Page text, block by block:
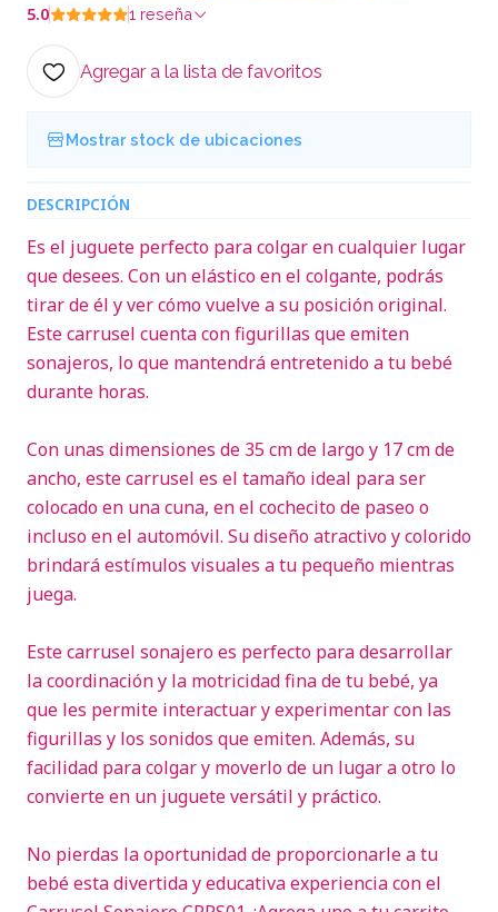
5.0 1 reseña
Agregar a la lista de favoritos
Mostrar stock de ubicaciones
DESCRIPCIÓN
Es el juguete perfecto para colgar en cualquier lugar
que desees. Con un elástico en el colgante, podrás
tirar de él y ver cómo vuelve a su posición original.
Este carrusel cuenta con figurillas que emiten
sonajeros, lo que mantendrá entretenido a tu bebé
durante horas.
Con unas dimensiones de 35 cm de largo y 17 cm de
ancho, este carrusel es el tamaño ideal para ser
colocado en una cuna, en el cochecito de paseo o
incluso en el automóvil. Su diseño atractivo y colorido
brindará estímulos visuales a tu pequeño mientras
juega.
Este carrusel sonajero es perfecto para desarrollar
la coordinación y la motricidad fina de tu bebé, ya
que les permite interactuar y experimentar con las
figurillas y los sonidos que emiten. Además, su
facilidad para colgar y moverlo de un lugar a otro lo
convierte en un juguete versátil y práctico.
No pierdas la oportunidad de proporcionarle a tu
bebé esta divertida y educativa experiencia con el